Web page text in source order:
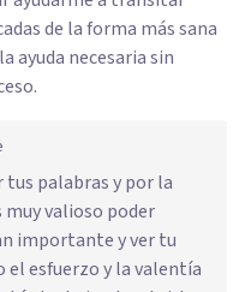
de la forma más sana
ayuda necesaria sin
tus palabras y por la
muy valioso poder
importante y ver tu
el esfuerzo y la valentía